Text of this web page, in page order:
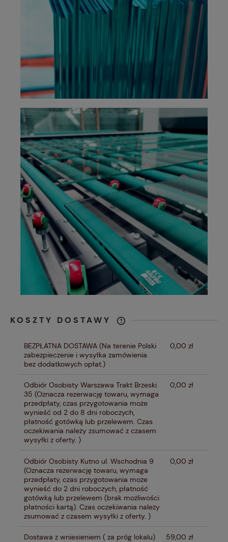
KOSZTY DOSTAWY
KOSZTÓW PŁATNOŚCI
BEZPŁATNA DOSTAWA (Na terenie Polski
zabezpieczenie i wysyłka zamówienia
bez dodatkowych opłat.)
0,00 zł
Odbiór Osobisty Warszawa Trakt Brzeski
35 (Oznacza rezerwację towaru, wymaga
przedpłaty, czas przygotowania może
wynieść od 2 do 8 dni roboczych,
płatność gotówką lub przelewem. Czas
oczekiwania należy zsumować z czasem
wysyłki z oferty. )
0,00 zł
Odbiór Osobisty Kutno ul. Wschodnia 9
(Oznacza rezerwację towaru, wymaga
przedpłaty, czas przygotowania może
wynieść do 2 dni roboczych, płatność
gotówką lub przelewem (brak możliwości
płatności kartą). Czas oczekiwania należy
zsumować z czasem wysyłki z oferty. )
0,00 zł
Dostawa z wniesieniem ( za próg lokalu) 59,00 zł